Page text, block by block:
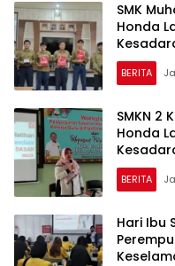
SMK
Honda
BERITA
SMKN 2
Honda
BERITA
Hari Ibu